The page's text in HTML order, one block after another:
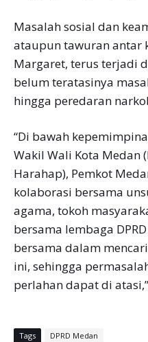
Masalah sosial dan
ataupun tawuran antar
Margaret, terus terjadi
belum teratasinya
hingga peredaran
“Di bawah
Wakil Wali Kota Medan
Harahap), Pemkot
kolaborasi bersama
agama, tokoh
bersama lembaga
bersama dalam
ini, sehingga
perlahan dapat di
Tags DPRD Medan